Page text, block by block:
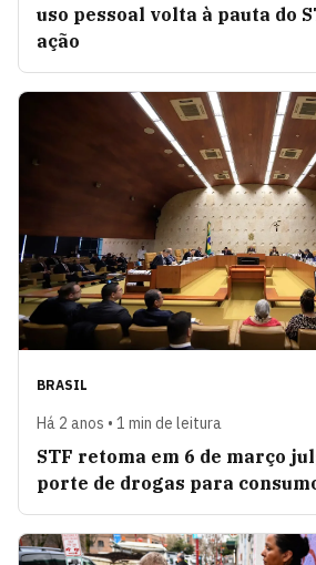
uso pessoal volta à pauta do
ação
BRASIL
Há 2 anos • 1 min de leitura
STF retoma em 6 de março
porte de drogas para